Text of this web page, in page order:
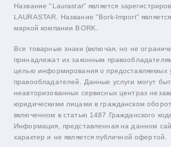
Название "Laurastar" является
LAURASTAR. Название "Bork-Import"
маркой компании BORK.
Все товарные знаки (включая, но не
принадлежат их законным
целью информирования о предоставляемых
правообладателей. Данные услуги могут
неавторизованных сервисных центрах
юридическими лицами в гражданском
включенном в статью 1487 Гражданского
Информация, представленная на данном
характер и не является публичной офертой.